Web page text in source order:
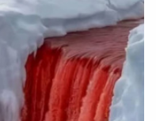
」爆炸發生地點位於首
機構。爆炸引發當地一
護車鳴響警笛，穿梭於
爆炸區域。敘利亞首都
法宮（Palace of
擊事件。（圖／達志／